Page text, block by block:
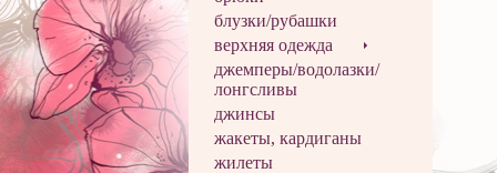
блузки/рубашки
верхняя одежда
джемперы/водолазки/
лонгсливы
джинсы
жакеты, кардиганы
жилеты